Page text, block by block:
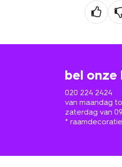
bel onze
020 224 2424
van maandag
zaterdag van
*